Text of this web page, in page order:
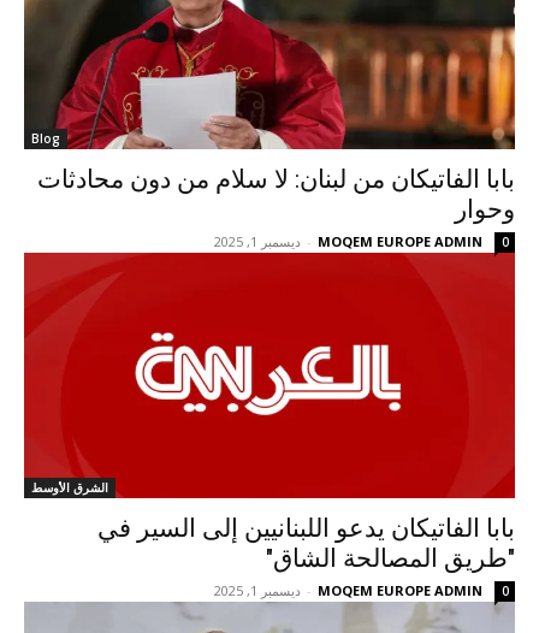
Blog
بابا الفاتيكان من لبنان: لا سلام من دون محادثات
وحوار
MOQEM EUROPE ADMIN
- ديسمبر 1, 2025 0
الشرق الأوسط
بابا الفاتيكان يدعو اللبنانيين إلى السير في
"طريق المصالحة الشاق"
MOQEM EUROPE ADMIN
- ديسمبر 1, 2025 0